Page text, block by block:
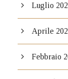
Luglio
Aprile
Febbraio